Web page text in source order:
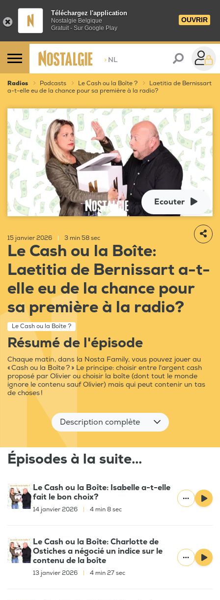
Téléchargez l'application
Nostalgie Belgique
Gratuit - Sur Google Play
OUVRIR
> NL
Radios Podcasts Le Cash ou la Boîte ?
Laetitia de Bernissart
a-t-elle eu de la chance pour sa première à la radio?
Ecouter
15 janvier 2026 3 min 58 sec
Le Cash ou la Boîte:
Laetitia de Bernissart a-t-
elle eu de la chance pour
sa première à la radio?
Le Cash ou la Boîte ?
Résumé de l'épisode
Chaque matin, dans la Nosta Family, vous pouvez jouer au
« Cash ou la Boîte ? » Le principe: choisir entre l'argent cash
proposé par Olivier ou choisir la boîte (dont tout le monde
ignore le contenu sauf Olivier) mais qui peut contenir un tas
de choses !
Description complète
Épisodes à la suite...
Le Cash ou la Boîte: Isabelle a-t-elle
fait le bon choix?
14 janvier 2026 4 min 8 sec
Le Cash ou la Boîte: Charlotte de
Ostiches a négocié un indice sur le
contenu de la boîte
13 janvier 2026 4 min 27 sec